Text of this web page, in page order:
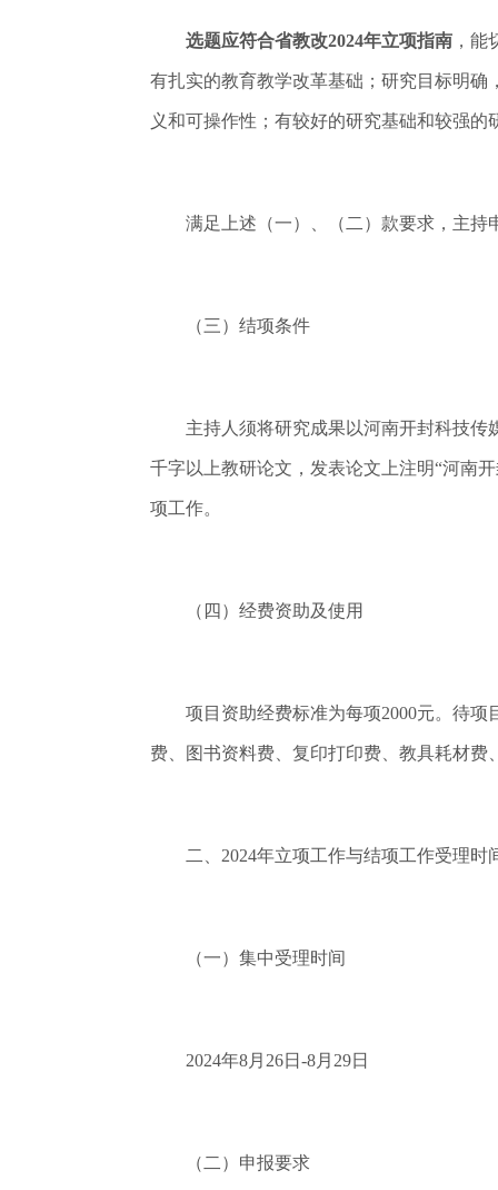
选题应符合省教改2024年立项指南 ，
有扎实的教育教学改革基础；研究目标明
义和可操作性；有较好的研究基础和较强
满足上述（一）、（二）款要求，主持
（三）结项条件
主持人须将研究成果以河南开封科技传媒
千字以上教研论文，发表论文上注明“河南
项工作。
（四）经费资助及使用
项目资助经费标准为每项2000元。待项
费、图书资料费、复印打印费、教具耗材费
二、2024年立项工作与结项工作受理时
（一）集中受理时间
2024年8月26日-8月29日
（二）申报要求